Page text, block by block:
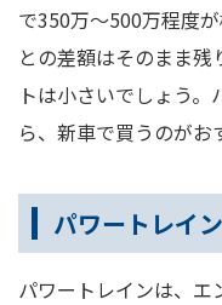
で350万～500万程度
との差額はそのまま
トは小さいでしょう
ら、新車で買うのがお
パワートレイ
パワートレインは、